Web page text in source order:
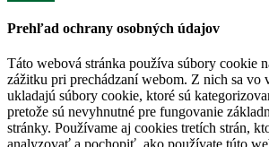
Prehľad ochrany osobných údajov
Táto webová stránka používa súbory cookie
zážitku pri prechádzaní webom. Z nich sa vo
ukladajú súbory cookie, ktoré sú
pretože sú nevyhnutné pre fungovanie
stránky. Používame aj cookies tretích strán,